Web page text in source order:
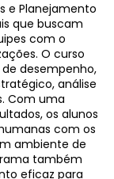
e Planejamento
que buscam
com o
O curso
desempenho,
análise
Com uma
os alunos
com os
ambiente de
também
eficaz para